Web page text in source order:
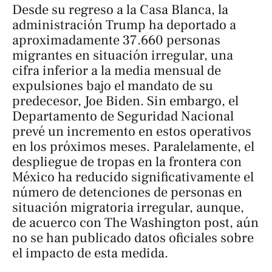
Desde su regreso a la Casa Blanca, la
administración Trump ha deportado a
aproximadamente 37.660 personas
migrantes en situación irregular, una
cifra inferior a la media mensual de
expulsiones bajo el mandato de su
predecesor, Joe Biden. Sin embargo, el
Departamento de Seguridad Nacional
prevé un incremento en estos operativos
en los próximos meses. Paralelamente, el
despliegue de tropas en la frontera con
México ha reducido significativamente el
número de detenciones de personas en
situación migratoria irregular, aunque,
de acuerco conThe Washington post, aún
no se han publicado datos oficiales sobre
el impacto de esta medida.